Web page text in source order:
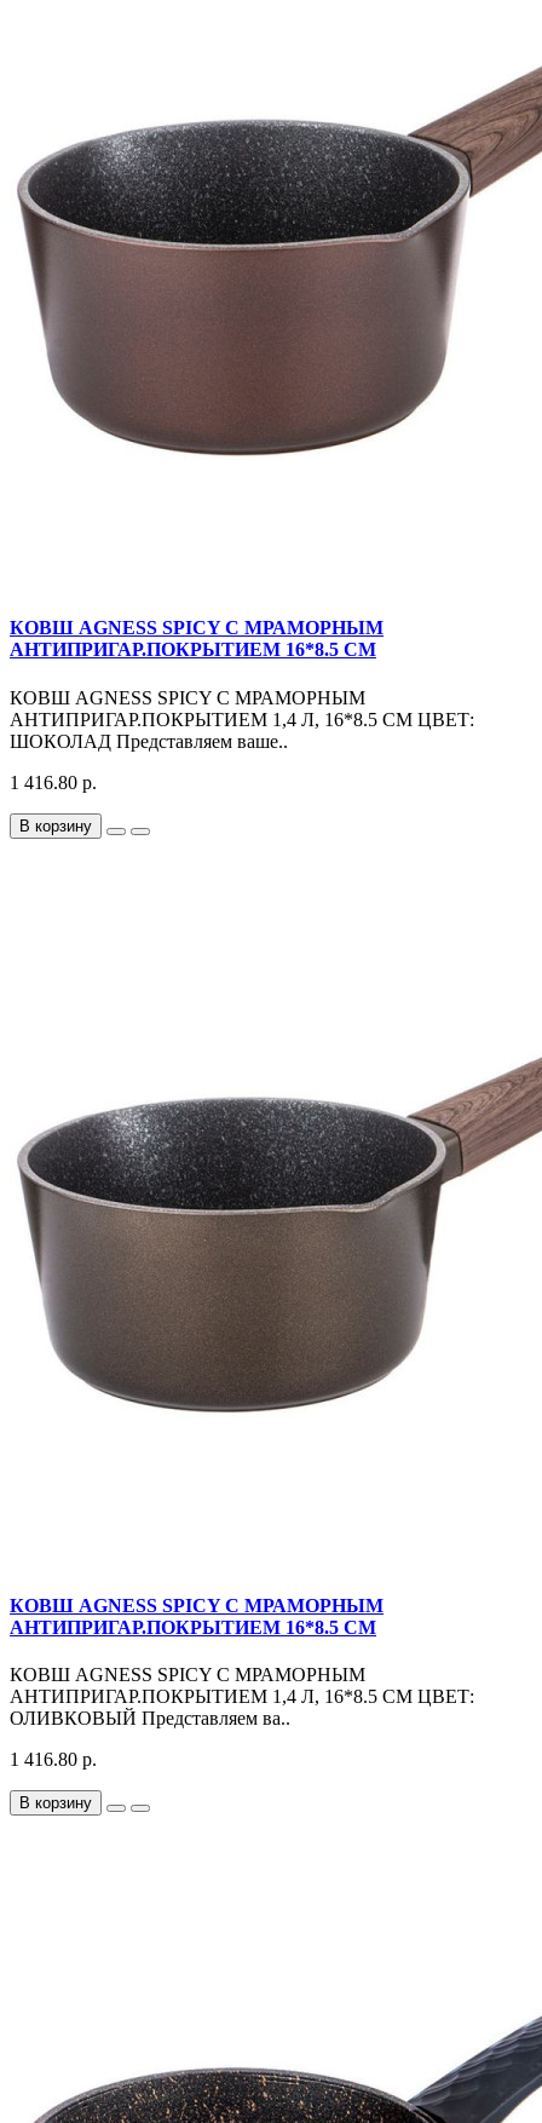
КОВШ AGNESS SPICY С МРАМОРНЫМ
АНТИПРИГАР.ПОКРЫТИЕМ 16*8.5 СМ
КОВШ AGNESS SPICY С МРАМОРНЫМ
АНТИПРИГАР.ПОКРЫТИЕМ 1,4 Л, 16*8.5 СМ ЦВЕТ:
ШОКОЛАД Представляем ваше..
1 416.80 р.
В корзину
КОВШ AGNESS SPICY С МРАМОРНЫМ
АНТИПРИГАР.ПОКРЫТИЕМ 16*8.5 СМ
КОВШ AGNESS SPICY С МРАМОРНЫМ
АНТИПРИГАР.ПОКРЫТИЕМ 1,4 Л, 16*8.5 СМ ЦВЕТ:
ОЛИВКОВЫЙ Представляем ва..
1 416.80 р.
В корзину